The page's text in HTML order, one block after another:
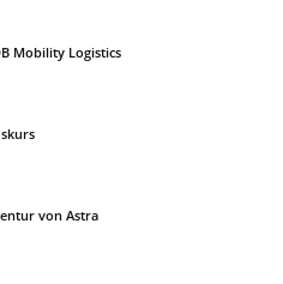
Mobility Logistics
von Astra